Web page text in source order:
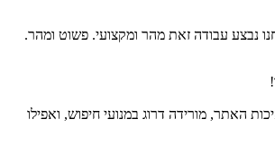
נבצע עבודה זאת מהר ומקצועי. פשוט ומהר.
האתר, מורידה דרוג במנועי חיפוש, ואפילו